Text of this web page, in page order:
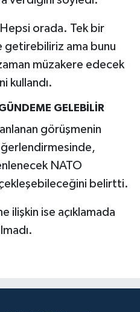
orada. Tek bir
getirebiliriz ama bunu
müzakere edecek
kullandı.
GELEBİLİR
görüşmenin
NATO
belirtti.
ilişkin ise açıklamada